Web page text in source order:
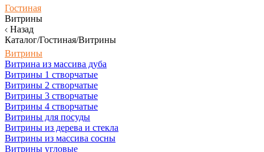
Гостиная
Витрины
Назад
Каталог/Гостиная/Витрины
Витрины
Витрина из массива дуба
Витрины 1 створчатые
Витрины 2 створчатые
Витрины 3 створчатые
Витрины 4 створчатые
Витрины для посуды
Витрины из дерева и стекла
Витрины из массива сосны
Витрины угловые